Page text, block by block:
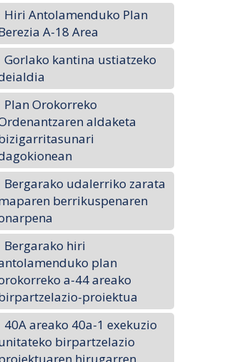
Hiri Antolamenduko Plan
A-18 Area
Gorlako kantina ustiatzeko
Plan Orokorreko
aldaketa
Bergarako udalerriko zarata
berrikuspenaren
Bergarako hiri
plan
a-44 areako
proiektua
40A areako 40a-1 exekuzio
birpartzelazio